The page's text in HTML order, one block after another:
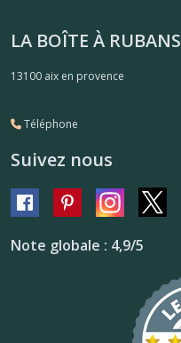
LA BOÎTE À RUBANS
13100 aix en provence
Téléphone
Suivez nous
Note globale : 4,9/5